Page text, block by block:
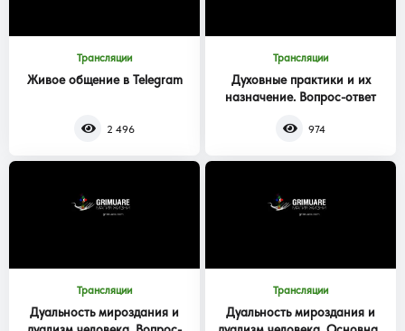
Трансляции
Живое общение в Telegram
2 496
Трансляции
Духовные практики и их
назначение. Вопрос-ответ
974
Трансляции
Дуальность мироздания и
Трансляции
Дуальность мироздания и